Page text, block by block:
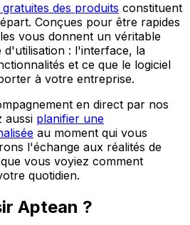
des produits constituent
Conçues pour être rapides
vous donnent un véritable
: l'interface, la
et ce que le logiciel
à votre entreprise.
en direct par nos
aussi planifier une
au moment qui vous
l'échange aux réalités de
vous voyiez comment
quotidien.
Aptean ?